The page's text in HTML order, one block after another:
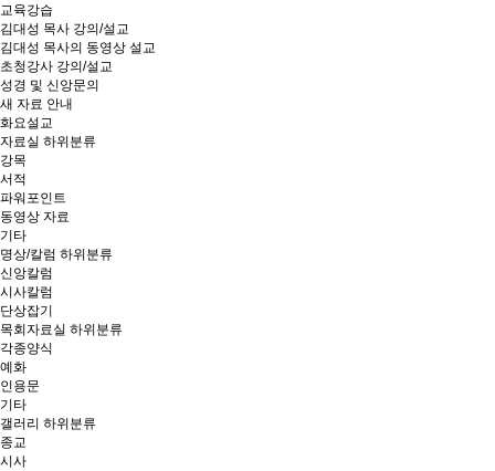
교육강습
김대성 목사 강의/설교
김대성 목사의 동영상 설교
초청강사 강의/설교
성경 및 신앙문의
새 자료 안내
화요설교
자료실 하위분류
강목
서적
파워포인트
동영상 자료
기타
명상/칼럼 하위분류
신앙칼럼
시사칼럼
단상잡기
목회자료실 하위분류
각종양식
예화
인용문
기타
갤러리 하위분류
종교
시사